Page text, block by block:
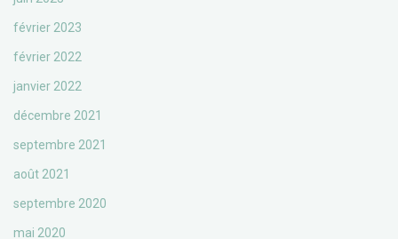
février 2023
février 2022
janvier 2022
décembre 2021
septembre 2021
août 2021
septembre 2020
mai 2020